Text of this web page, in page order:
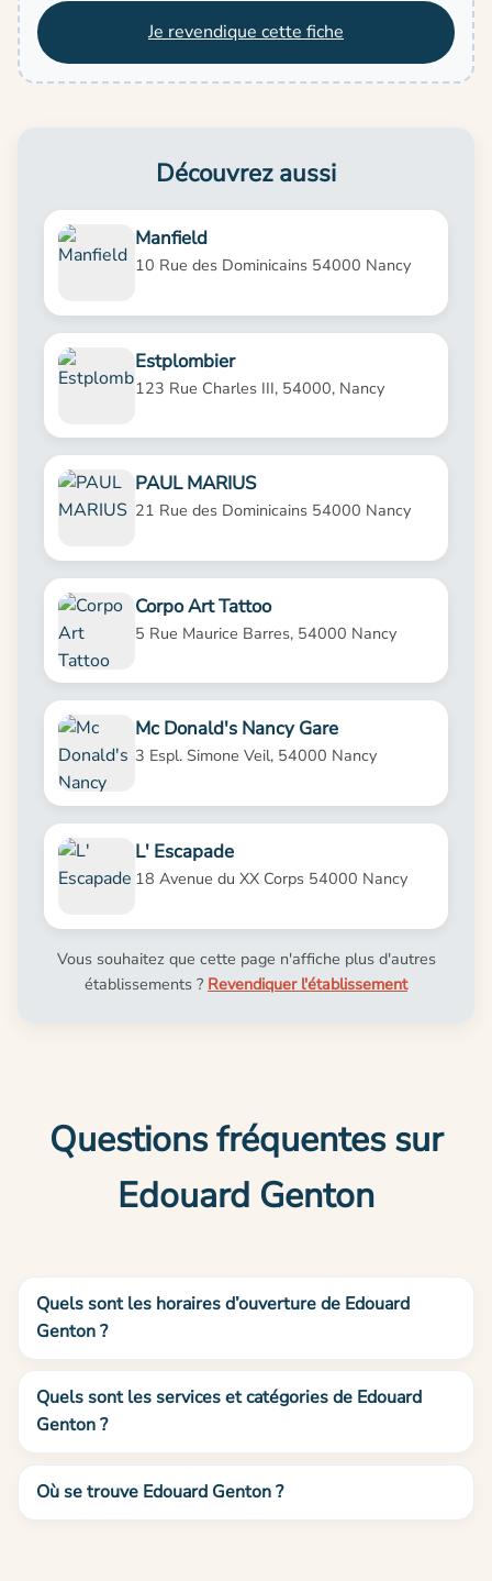
Je revendique cette fiche
Découvrez aussi
Manfield
10 Rue des Dominicains 54000 Nancy
Estplombier
123 Rue Charles III, 54000, Nancy
PAUL MARIUS
21 Rue des Dominicains 54000 Nancy
Corpo Art Tattoo
5 Rue Maurice Barres, 54000 Nancy
Mc Donald's Nancy Gare
3 Espl. Simone Veil, 54000 Nancy
L' Escapade
18 Avenue du XX Corps 54000 Nancy
Vous souhaitez que cette page n'affiche plus d'autres
établissements ? Revendiquer l'établissement
Questions fréquentes sur
Edouard Genton
Quels sont les horaires d’ouverture de Edouard
Genton ?
Quels sont les services et catégories de Edouard
Genton ?
Où se trouve Edouard Genton ?